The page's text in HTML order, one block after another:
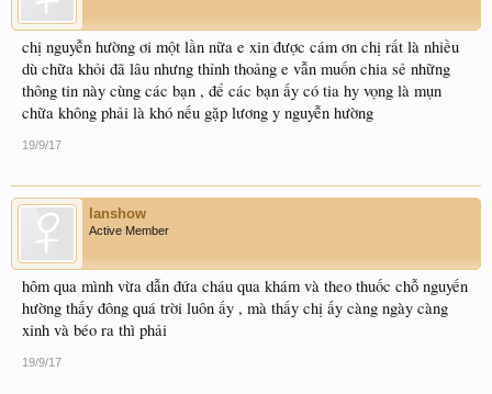
chị nguyễn hường ơi một lần nữa e xin được cám ơn chị rất là nhiều
dù chữa khỏi đã lâu nhưng thỉnh thoảng e vẫn muốn chia sẻ những
thông tin này cùng các bạn , để các bạn ấy có tia hy vọng là mụn
chữa không phải là khó nếu gặp lương y nguyễn hường
19/9/17
lanshow
Active Member
hôm qua mình vừa dẫn đứa cháu qua khám và theo thuốc chỗ nguyến
hường thấy đông quá trời luôn ấy , mà thấy chị ấy càng ngày càng
xinh và béo ra thì phải
19/9/17